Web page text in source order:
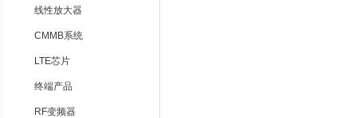
线性放大器
CMMB系统
LTE芯片
终端产品
RF变频器